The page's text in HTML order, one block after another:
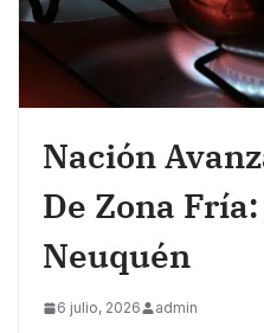
Nación
De Zona
Neuquén
6 julio, 2026 admin